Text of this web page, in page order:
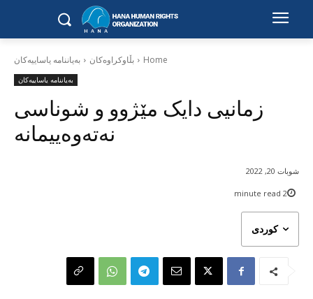
Home بڵاوکراوەکان بەیاننامە یاساییەکان
بەیاننامە یاساییەکان
زمانیی دایک مێژوو و شوناسی
نەتەوەییمانە
شوبات 20, 2022
2
کوردی